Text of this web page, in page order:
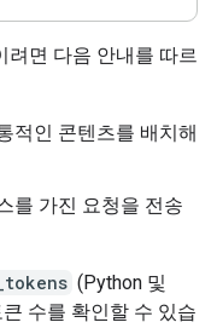
려면 다음 안내를 따르
적인 콘텐츠를 배치해
를 가진 요청을 전송
(Python 및
수를 확인할 수 있습